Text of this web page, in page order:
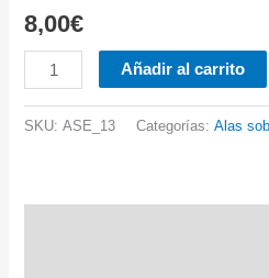
8,00€
13.
Transporte
Añadir al carrito
SKU:ASE_13 Categorías:Alas